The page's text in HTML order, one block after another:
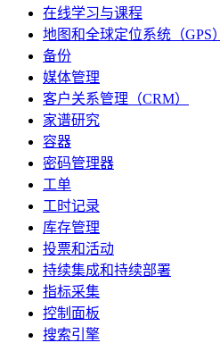
在线学习与课程
地图和全球定位系统（GPS）
备份
媒体管理
客户关系管理（CRM）
家谱研究
容器
密码管理器
工单
工时记录
库存管理
投票和活动
持续集成和持续部署
指标采集
控制面板
搜索引擎